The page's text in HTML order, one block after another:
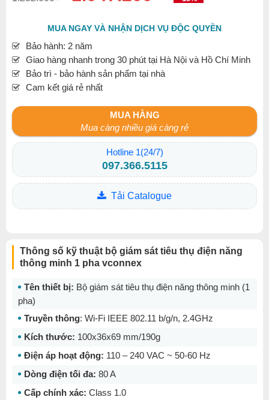
MUA NGAY VÀ NHẬN DỊCH VỤ ĐỘC QUYỀN
Bảo hành: 2 năm
Giao hàng nhanh trong 30 phút tại Hà Nội và Hồ Chí Minh
Bảo trì - bảo hành sản phẩm tại nhà
Cam kết giá rẻ nhất
MUA HÀNG
Mua càng nhiều giá càng rẻ
Hotline 1(24/7)
097.366.5115
Tải Catalogue
Thông số kỹ thuật bộ giám sát tiêu thụ điện năng
thông minh 1 pha vconnex
Tên thiết bị: Bộ giám sát tiêu thụ điện năng thông minh (1
pha)
Truyền thông: Wi-Fi IEEE 802.11 b/g/n, 2.4GHz
Kích thước: 100x36x69 mm/190g
Điện áp hoạt động: 110 – 240 VAC ~ 50-60 Hz
Dòng điện tối đa: 80 A
Cấp chính xác: Class 1.0